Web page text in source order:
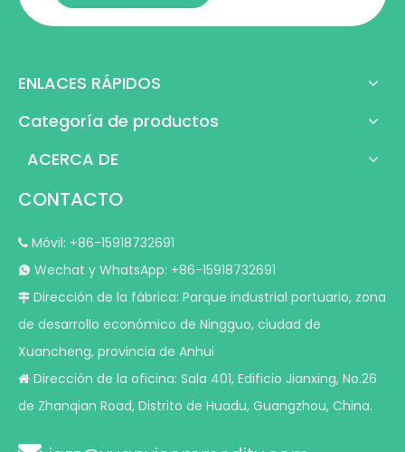
ENLACES RÁPIDOS
Categoría de productos
ACERCA DE
CONTACTO
 Móvil: +86-15918732691
 Wechat y WhatsApp: +86-15918732691
 Dirección de la fábrica: Parque industrial portuario, zona
de desarrollo económico de Ningguo, ciudad de
Xuancheng, provincia de Anhui
 Dirección de la oficina: Sala 401, Edificio Jianxing, No.26
de Zhanqian Road, Distrito de Huadu, Guangzhou, China.